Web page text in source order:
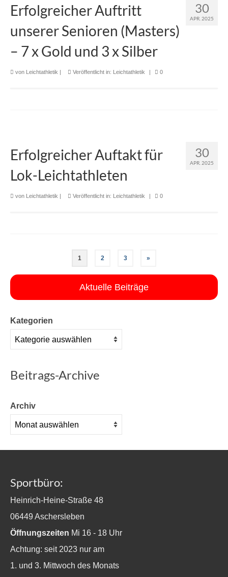
30
APR. 2025
Erfolgreicher Auftritt
unserer Senioren (Masters)
– 7 x Gold und 3 x Silber
von Leichtathletik | Veröffentlicht in: Leichtathletik | 0
30
APR. 2025
Erfolgreicher Auftakt für
Lok-Leichtathleten
von Leichtathletik | Veröffentlicht in: Leichtathletik | 0
1 2 3 »
Aktuelle Beiträge
Kategorien
Beitrags-Archive
Archiv
Sportbüro:
Heinrich-Heine-Straße 48
06449 Aschersleben
Öffnungszeiten Mi 16 - 18 Uhr
Achtung: seit 2023 nur am
1. und 3. Mittwoch des Monats